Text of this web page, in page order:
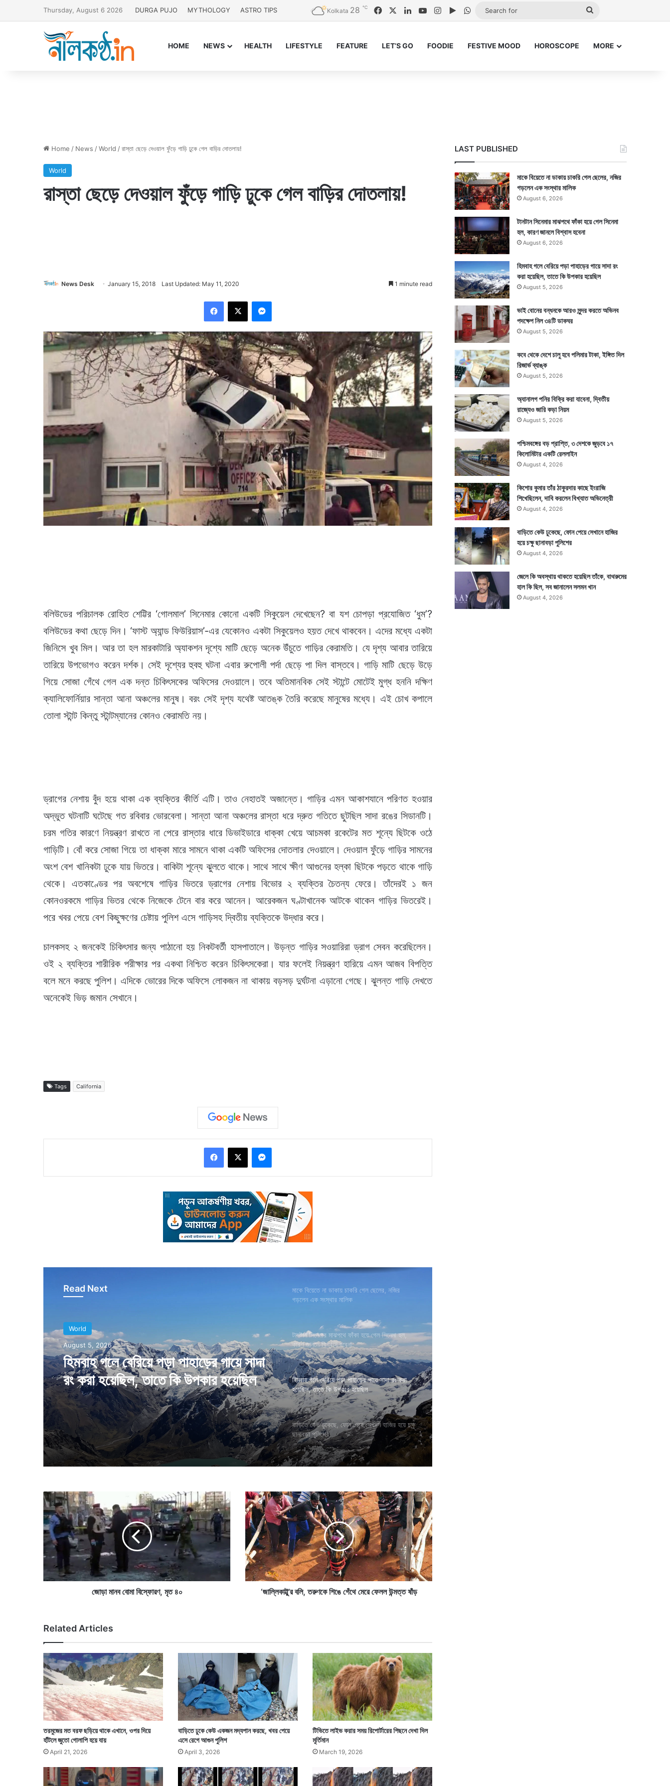
Thursday, August 6 2026 DURGA PUJO MYTHOLOGY ASTRO TIPS Kolkata 28 ℃ FacebookLinkedInYouTubeInstagram
Google Play
WhatsApp
HOME NEWS HEALTH LIFESTYLE FEATURE LET’S GO FOODIE FESTIVE MOOD HOROSCOPE MORE
Home / News /World /রাস্তা ছেড়ে দেওয়াল ফুঁড়ে গাড়ি ঢুকে গেল বাড়ির দোতলায়!
World
রাস্তা ছেড়ে দেওয়াল ফুঁড়ে গাড়ি ঢুকে গেল বাড়ির দোতলায়!
News Desk January 15, 2018 Last Updated: May 11, 2020 1 minute read
বলিউডের পরিচালক রোহিত শেট্টির ‘গোলমাল’ সিনেমার কোনো একটি সিকুয়েল দেখেছেন? বা যশ চোপড়া প্রযোজিত ‘ধুম’?
বলিউডের কথা ছেড়ে দিন। ‘ফাস্ট অ্যান্ড ফিউরিয়াস’-এর যেকোনও একটা সিকুয়েলও হয়ত দেখে থাকবেন। এদের মধ্যে একটা
জিনিসে খুব মিল। আর তা হল মারকাটারি অ্যাকশন দৃশ্যে মাটি ছেড়ে অনেক উঁচুতে গাড়ির কেরামতি। যে দৃশ্য আবার তারিয়ে
তারিয়ে উপভোগও করেন দর্শক। সেই দৃশ্যের হুবহু ঘটনা এবার রুপোলী পর্দা ছেড়ে পা দিল বাস্তবে। গাড়ি মাটি ছেড়ে উড়ে
গিয়ে সোজা গেঁথে গেল এক দন্ত চিকিৎসকের অফিসের দেওয়ালে। তবে অতিমানবিক সেই স্টান্টে মোটেই মুগ্ধ হননি দক্ষিণ
ক্যালিফোর্নিয়ার সান্তা আনা অঞ্চলের মানুষ। বরং সেই দৃশ্য যথেষ্ট আতঙ্ক তৈরি করেছে মানুষের মধ্যে। এই চোখ কপালে
তোলা স্টান্ট কিন্তু স্টান্টম্যানের কোনও কেরামতি নয়।
ড্রাগের নেশায় বুঁদ হয়ে থাকা এক ব্যক্তির কীর্তি এটি। তাও নেহাতই অজান্তে। গাড়ির এমন আকাশযানে পরিণত হওয়ার
অদ্ভুত ঘটনাটি ঘটেছে গত রবিবার ভোরবেলা। সান্তা আনা অঞ্চলের রাস্তা ধরে দ্রুত গতিতে ছুটছিল সাদা রঙের সিডানটি।
চরম গতির কারণে নিয়ন্ত্রণ রাখতে না পেরে রাস্তার ধারে ডিভাইডারে ধাক্কা খেয়ে আচমকা রকেটের মত শূন্যে ছিটকে ওঠে
গাড়িটি। বোঁ করে সোজা গিয়ে তা ধাক্কা মারে সামনে থাকা একটি অফিসের দোতলার দেওয়ালে। দেওয়াল ফুঁড়ে গাড়ির সামনের
অংশ বেশ খানিকটা ঢুকে যায় ভিতরে। বাকিটা শূন্যে ঝুলতে থাকে। সাথে সাথে ক্ষীণ আগুনের হল্কা ছিটকে পড়তে থাকে গাড়ি
থেকে। এতকাণ্ডের পর অবশেষে গাড়ির ভিতরে ড্রাগের নেশায় বিভোর ২ ব্যক্তির চৈতন্য ফেরে। তাঁদেরই ১ জন
কোনওরকমে গাড়ির ভিতর থেকে নিজেকে টেনে বার করে আনেন। আরেকজন ঘণ্টাখানেক আটকে থাকেন গাড়ির ভিতরেই।
পরে খবর পেয়ে বেশ কিছুক্ষণের চেষ্টায় পুলিশ এসে গাড়িসহ দ্বিতীয় ব্যক্তিকে উদ্ধার করে।
চালকসহ ২ জনকেই চিকিৎসার জন্য পাঠানো হয় নিকটবর্তী হাসপাতালে। উড়ন্ত গাড়ির সওয়ারিরা ড্রাগ সেবন করেছিলেন।
ওই ২ ব্যক্তির শারীরিক পরীক্ষার পর একথা নিশ্চিত করেন চিকিৎসকেরা। যার ফলেই নিয়ন্ত্রণ হারিয়ে এমন আজব বিপত্তি
বলে মনে করছে পুলিশ। এদিকে ভোরের দিকে অফিসে লোকজন না থাকায় বড়সড় দুর্ঘটনা এড়ানো গেছে। ঝুলন্ত গাড়ি দেখতে
অনেকেই ভিড় জমান সেখানে।
Tags California
Read Next
World
August 5, 2026
হিমবাহ গলে বেরিয়ে পড়া পাহাড়ের গায়ে সাদা
রং করা হয়েছিল, তাতে কি উপকার হয়েছিল
মাকে বিয়েতে না ডাকায় চাকরি গেল ছেলের, নজির
গড়লেন এক সংস্থার মালিক
টানটান সিনেমার মাঝপথে ফাঁকা হয়ে গেল সিনেমা হল,
কারণ জানলে বিশ্বাস হবেনা
হিমবাহ গলে বেরিয়ে পড়া পাহাড়ের গায়ে সাদা রং করা
হয়েছিল, তাতে কি উপকার হয়েছিল
বাড়িতে কেউ ঢুকেছে, ফোন পেয়ে সেখানে হাজির হয়ে চক্ষু
ছানাবড়া পুলিশের
জো
ড়া
মা
ন
ব
বো
মা
বি
স্ফো
ত
৪
০
জোড়া মানব বোমা বিস্ফোরণ, মৃত ৪০
‘
জা
ল্লি
কা
’
র
ব
লি
শি
ঙে
গেঁ
থে
মে
রে
ফে
ল
ল
ষাঁ
ড়
‘জাল্লিকাট্টু’র বলি, তরুণকে শিঙে গেঁথে মেরে ফেলল উন্মত্ত ষাঁড়
Related Articles
তরমুজের মত বরফ ছড়িয়ে থাকে এখানে, ওপর দিয়ে
হাঁটলে জুতো গোলাপি হয়ে যায়
April 21, 2026
বাড়িতে ঢুকে কেউ একজন মদ্যপান করছে, খবর পেয়ে
এসে রেগে আগুন পুলিশ
April 3, 2026
টিভিতে লাইভ করার সময় রিপোর্টারের পিছনে দেখা দিল
মূর্তিমান
March 19, 2026
LAST PUBLISHED
মাকে বিয়েতে না ডাকায় চাকরি গেল ছেলের, নজির
গড়লেন এক সংস্থার মালিক
August 6, 2026
টানটান সিনেমার মাঝপথে ফাঁকা হয়ে গেল সিনেমা
হল, কারণ জানলে বিশ্বাস হবেনা
August 6, 2026
হিমবাহ গলে বেরিয়ে পড়া পাহাড়ের গায়ে সাদা রং
করা হয়েছিল, তাতে কি উপকার হয়েছিল
August 5, 2026
ভাই বোনের বন্ধনকে আরও সুন্দর করতে অভিনব
পদক্ষেপ নিল ৩৪টি ডাকঘর
August 5, 2026
কবে থেকে দেশে চালু হবে পলিমার টাকা, ইঙ্গিত দিল
রিজার্ভ ব্যাঙ্ক
August 5, 2026
অ্যানালগ পনির বিক্রি করা যাবেনা, দ্বিতীয়
রাজ্যেও জারি কড়া নিয়ম
August 5, 2026
পশ্চিমবঙ্গের বড় প্রাপ্তি, ৩ দেশকে জুড়বে ১৭
কিলোমিটার একটি রেললাইন
August 4, 2026
কিশোর কুমার তাঁর ঠাকুরদার কাছে ইংরাজি
শিখেছিলেন, দাবি করলেন বিখ্যাত অভিনেত্রী
August 4, 2026
বাড়িতে কেউ ঢুকেছে, ফোন পেয়ে সেখানে হাজির
হয়ে চক্ষু ছানাবড়া পুলিশের
August 4, 2026
জেলে কি অবস্থায় থাকতে হয়েছিল তাঁকে, বাথরুমের
হাল কি ছিল, সব জানালেন সলমন খান
August 4, 2026